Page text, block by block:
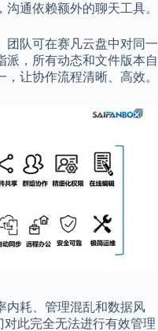
通依赖额外的聊天工具。
团队可在赛凡云盘中对同一
派，所有动态和文件版本自
让协作流程清晰、高效。
内耗、管理混乱和数据风
对此完全无法进行有效管理